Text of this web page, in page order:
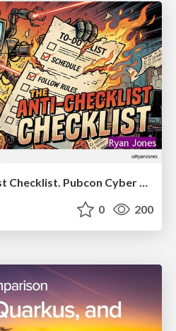
The Anti-SEO Checklist Checklist. Pubcon Cyber Week
0 200